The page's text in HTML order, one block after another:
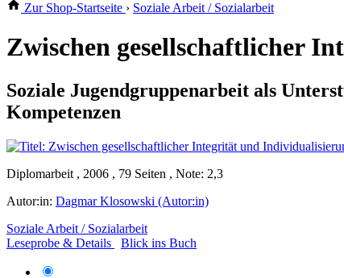
Zur Shop-Startseite › Soziale Arbeit / Sozialarbeit
Zwischen gesellschaftlicher
Soziale Jugendgruppenarbeit als
Kompetenzen
Diplomarbeit , 2006 , 79 Seiten , Note: 2,3
Autor:in: Dagmar Klosowski (Autor:in)
Soziale Arbeit / Sozialarbeit
Leseprobe & Details
Blick ins Buch